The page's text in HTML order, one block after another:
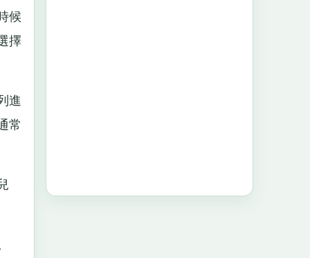
候
擇
進
常